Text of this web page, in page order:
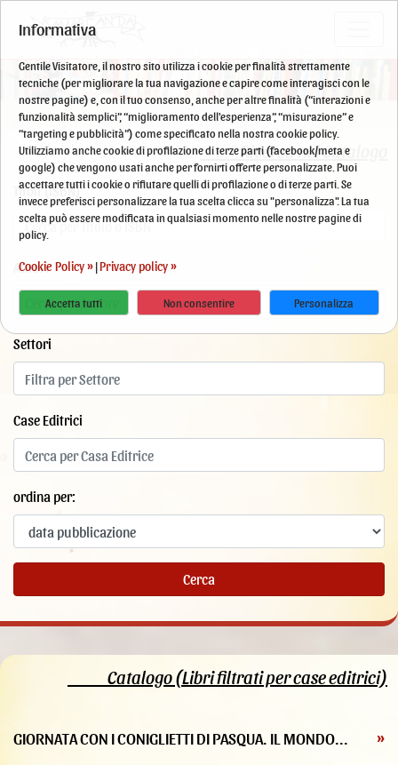
Ricerca nel Catalogo
Titoli (ISBN)
Autori
Settori
Case Editrici
ordina per:
Cerca
Catalogo (Libri filtrati per case editrici)
GIORNATA CON I CONIGLIETTI DI PASQUA. IL MONDO... »
Informativa
Gentile Visitatore, il nostro sito utilizza i cookie per finalità strettamente
tecniche (per migliorare la tua navigazione e capire come interagisci con le
nostre pagine) e, con il tuo consenso, anche per altre finalità (“interazioni e
funzionalità semplici”, “miglioramento dell'esperienza”, “misurazione” e
“targeting e pubblicità”) come specificato nella nostra cookie policy.
Utilizziamo anche cookie di profilazione di terze parti (facebook/meta e
google) che vengono usati anche per fornirti offerte personalizzate. Puoi
accettare tutti i cookie o rifiutare quelli di profilazione o di terze parti. Se
invece preferisci personalizzare la tua scelta clicca su "personalizza". La tua
scelta può essere modificata in qualsiasi momento nelle nostre pagine di
policy.
Cookie Policy » |Privacy policy »
Accetta tutti Non consentire Personalizza